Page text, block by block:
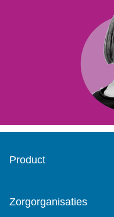
Product
Zorgorganisaties